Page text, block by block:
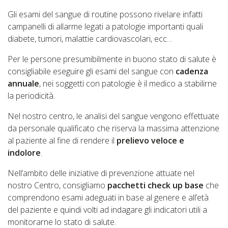
Gli esami del sangue di routine possono rivelare infatti
campanelli di allarme legati a patologie importanti quali
diabete, tumori, malattie cardiovascolari, ecc…
Per le persone presumibilmente in buono stato di salute è
consigliabile eseguire gli esami del sangue con cadenza
annuale, nei soggetti con patologie è il medico a stabilirne
la periodicità.
Nel nostro centro, le analisi del sangue vengono effettuate
da personale qualificato che riserva la massima attenzione
al paziente al fine di rendere il prelievo veloce e
indolore.
Nell’ambito delle iniziative di prevenzione attuate nel
nostro Centro, consigliamo pacchetti check up base che
comprendono esami adeguati in base al genere e all’età
del paziente e quindi volti ad indagare gli indicatori utili a
monitorarne lo stato di salute.